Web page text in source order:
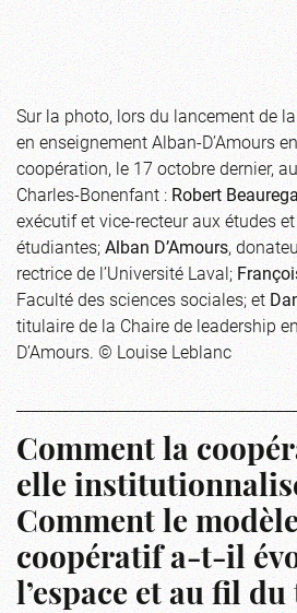
Sur la photo, lors du lancement de
en enseignement Alban-D’Amours
coopération, le 17 octobre dernier,
Charles-Bonenfant :Robert
exécutif et vice-recteur aux études
étudiantes;Alban D’Amours,
rectrice de l’Université Laval;
Faculté des sciences sociales; et
titulaire de la Chaire de leadership
D’Amours. © Louise Leblanc
Comment la
elle
Comment le
coopératif a-t-il
l’espace et au fil du